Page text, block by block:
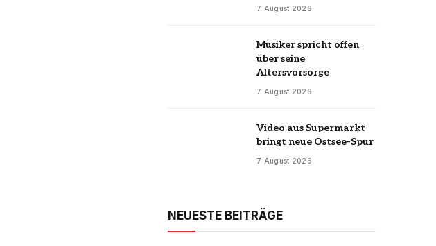
7 August 2026
Musiker spricht offen
über seine
Altersvorsorge
7 August 2026
Video aus Supermarkt
bringt neue Ostsee-Spur
7 August 2026
NEUESTE BEITRÄGE